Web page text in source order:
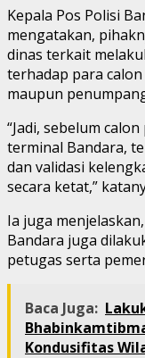
Kepala Pos Polisi
mengatakan,
dinas terkait
terhadap para
maupun
“Jadi, sebelum
terminal Bandara,
dan validasi
secara ketat,”
Ia juga
Bandara juga
petugas serta
Baca Juga:
Kondusifitas